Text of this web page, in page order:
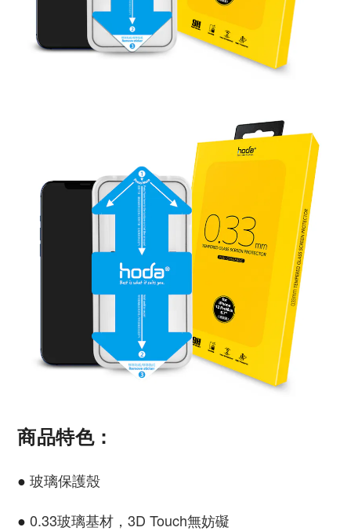
商品特色：
● 玻璃保護殼
● 0.33玻璃基材，3D Touch無妨礙